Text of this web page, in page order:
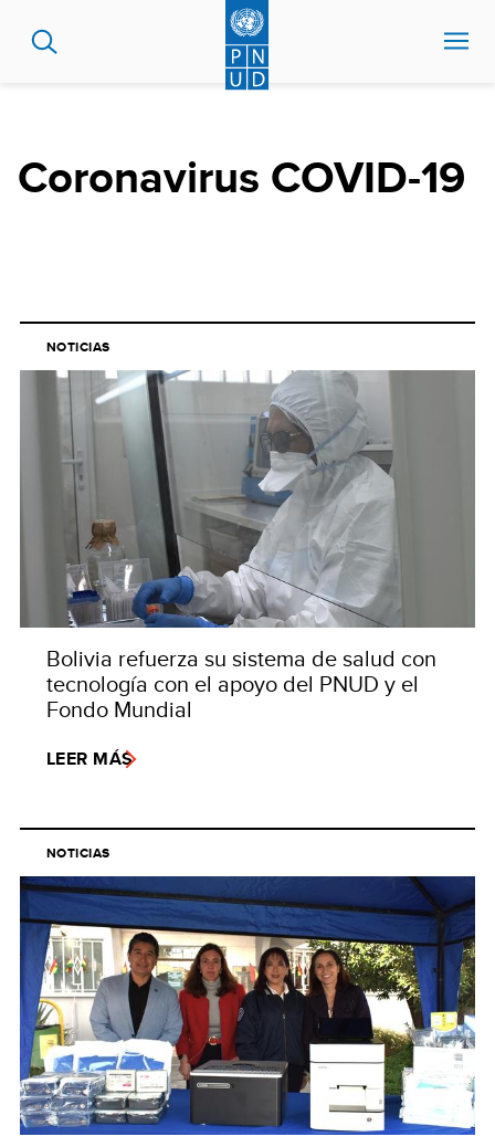
contenido
Coronavirus COVID-19
NOTICIAS
Bolivia refuerza su sistema de salud con
tecnología con el apoyo del PNUD y el
Fondo Mundial
LEER MÁS
NOTICIAS